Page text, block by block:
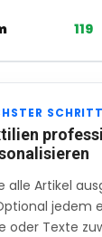
119
SCHRITT
alle Artikel
jedem
oder Texte